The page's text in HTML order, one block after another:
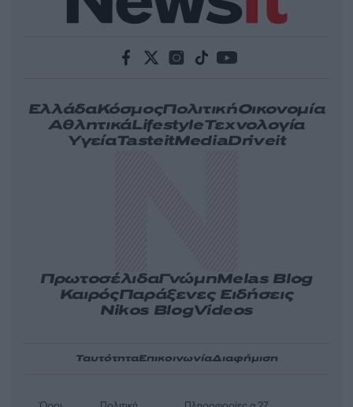
ΕλλάδαΚόσμοςΠολιτικήΟικονομία
ΑθλητικάLifestyleΤεχνολογία
ΥγείαTasteitMediaDriveit
ΠρωτοσέλιδαΓνώμηMelas Blog
ΚαιρόςΠαράξενες Ειδήσεις
Nikos BlogVideos
ΤαυτότηταΕπικοινωνίαΔιαφήμιση